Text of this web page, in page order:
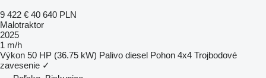
9 422 € 40 640 PLN
Malotraktor
2025
1 m/h
Výkon 50 HP (36.75 kW) Palivo diesel Pohon 4x4 Trojbodové
zavesenie ✓